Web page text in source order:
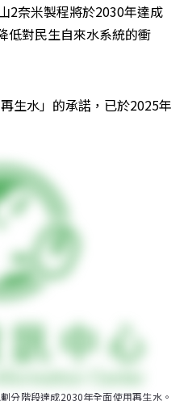
2奈米製程將於2030年達成
低對民生自來水系統的衝
生水」的承諾，已於2025年
分階段達成2030年全面使用再生水。